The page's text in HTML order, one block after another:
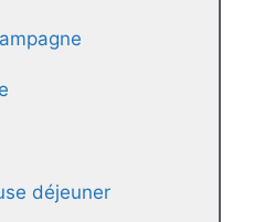
déjeuner